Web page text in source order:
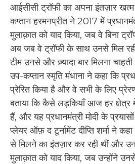
आईसीसी ट्रॉफी का अपना इंतज़ार खत्म
कप्तान हरमनप्रीत ने 2017 में
मुलाक़ात को याद किया, जब वे बिना
अब जब वे ट्रॉफी के साथ उनसे मिल
टीम उनसे और ज़्यादा बार मिलना चाहती
उप-कप्तान स्मृति मंधाना ने कहा कि
प्रेरित किया है और वे सभी के लिए
बताया कि कैसे लड़कियाँ आज हर क्षेत्र
हैं, और यह प्रधानमंत्री मोदी के
प्लेयर ऑफ़ द टूर्नामेंट दीप्ति शर्मा ने
से मिलने का इंतज़ार कर रही थीं और
मुलाक़ात को याद किया, जब उन्होंने